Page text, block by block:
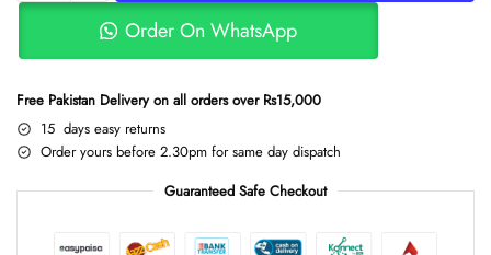
Order On WhatsApp
Free Pakistan Delivery on all orders over Rs15,000
15 days easy returns
Order yours before 2.30pm for same day dispatch
Guaranteed Safe Checkout